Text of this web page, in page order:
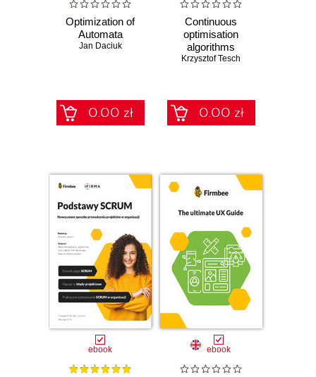
Optimization of
Automata
Jan Daciuk
0.00 zł
Continuous
optimisation
algorithms
Krzysztof Tesch
0.00 zł
ebook ebook